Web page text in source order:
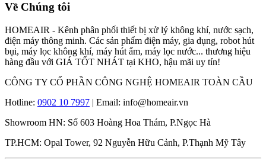
Về Chúng tôi
HOMEAIR - Kênh phân phối thiết bị xử lý không khí, nước sạch,
điện máy thông minh. Các sản phẩm điện máy, gia dụng, robot hút
bụi, máy lọc không khí, máy hút ẩm, máy lọc nước... thương hiệu
hàng đầu với GIÁ TỐT NHÁT tại KHO, hậu mãi uy tín!
CÔNG TY CỔ PHẦN CÔNG NGHỆ HOMEAIR TOÀN CẦU
Hotline: 0902 10 7997 | Email: info@homeair.vn
Showroom HN: Số 603 Hoàng Hoa Thám, P.Ngọc Hà
TP.HCM: Opal Tower, 92 Nguyễn Hữu Cảnh, P.Thạnh Mỹ Tây